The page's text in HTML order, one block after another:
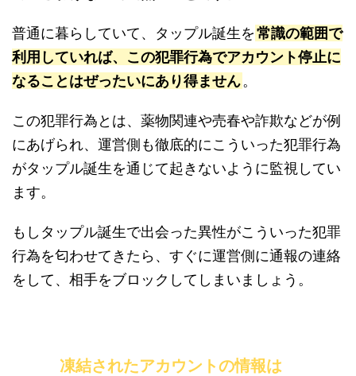
普通に暮らしていて、タップル誕生を常識の範囲で
利用していれば、この犯罪行為でアカウント停止に
なることはぜったいにあり得ません。
この犯罪行為とは、薬物関連や売春や詐欺などが例
にあげられ、運営側も徹底的にこういった犯罪行為
がタップル誕生を通じて起きないように監視してい
ます。
もしタップル誕生で出会った異性がこういった犯罪
行為を匂わせてきたら、すぐに運営側に通報の連絡
をして、相手をブロックしてしまいましょう。
凍結されたアカウントの情報は